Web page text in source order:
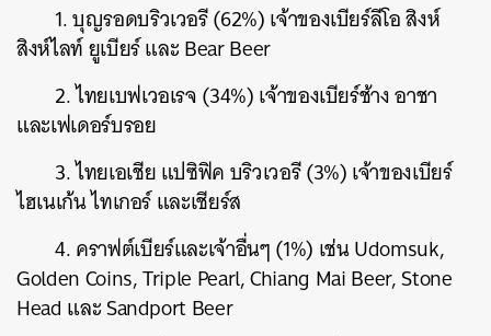
1. บุญรอดบริวเวอรี (62%) เจ้าของเบียร์ลีโอ สิงห์
สิงห์ไลท์ ยูเบียร์ และ Bear Beer
2. ไทยเบฟเวอเรจ (34%) เจ้าของเบียร์ช้าง อาชา
และเฟเดอร์บรอย
3. ไทยเอเชีย แปซิฟิค บริวเวอรี (3%) เจ้าของเบียร์
ไฮเนเก้น ไทเกอร์ และเชียร์ส
4. คราฟต์เบียร์และเจ้าอื่นๆ (1%) เช่น Udomsuk,
Golden Coins, Triple Pearl, Chiang Mai Beer, Stone
Head และ Sandport Beer